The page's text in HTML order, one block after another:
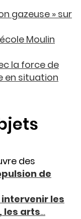
gazeuse » sur
Moulin
la force de
en situation
des
de
les
les arts…